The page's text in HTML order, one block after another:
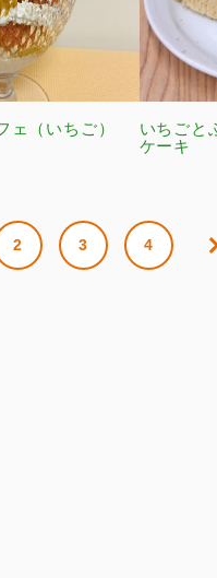
ェ（いちご）
いちごと
ケーキ
2 3 4